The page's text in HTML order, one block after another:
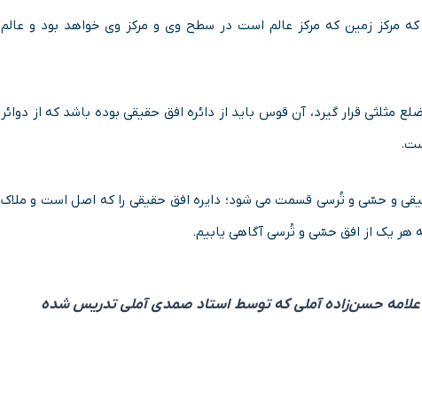
مرکز زمین که مرکز عالم است در سطح وی و مرکز وی خواهد بود و عالم
قرار گیرد، آن قوس باید از دائره افق حقیقی بوده باشد که از دوائر
و حسّی و تُرسی قسمت می شود؛ دایره افق حقیقی را که اصل است و ملاک
هر یک از افق حسّی و تُرسی آگاهی یابیم.
حسن‌زاده آملی که توسط استاد صمدی آملی تدریس شده